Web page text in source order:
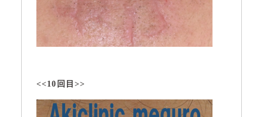
<<10回目>>